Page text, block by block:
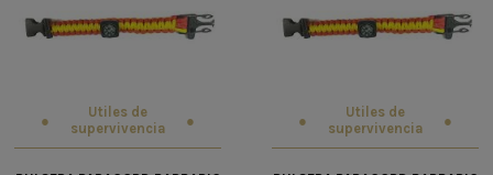
Utiles de
supervivencia
Utiles de
supervivencia